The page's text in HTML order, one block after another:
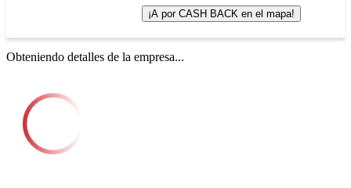
¡A por CASH BACK en el mapa!
Obteniendo detalles de la empresa...